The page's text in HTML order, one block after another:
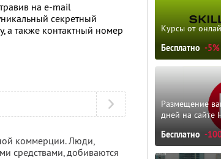
на e-mail
секретный
а также контактный номер
коммерции. Люди,
средствами, добиваются
Курсы от
Бесплатно -5%
Размещение
дней на сайте
Бесплатно -